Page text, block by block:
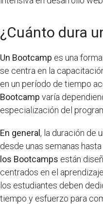
¿Cuánto dura
Un Bootcamp es una
se centra en la
en un período de tiempo
Bootcamp varía
especialización del
En general, la duración de
desde unas semanas
los Bootcamps están
centrados en el
los estudiantes deben
tiempo y esfuerzo para